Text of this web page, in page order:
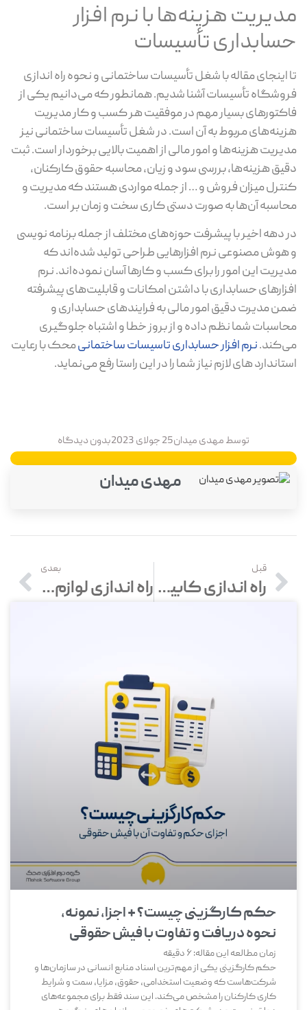
مدیریت هزینه‌ها با نرم افزار
حسابداری تأسیسات
تا اینجای مقاله با شغل تأسیسات ساختمانی و نحوه راه اندازی
فروشگاه تأسیسات آشنا شدیم. همانطور که می‌دانیم یکی از
فاکتورهای بسیار مهم در موفقیت هر کسب و کار مدیریت
هزینه‌های مربوط به آن است. در شغل تأسیسات ساختمانی نیز
مدیریت هزینه‌ها و امور مالی از اهمیت بالایی برخوردار است. ثبت
دقیق هزینه‌ها، بررسی سود و زیان، محاسبه حقوق کارکنان،
کنترل میزان فروش و … از جمله مواردی هستند که مدیریت و
محاسبه آن‌ها به صورت دستی کاری سخت و زمان بر است.
در دهه اخیر با پیشرفت حوزه‌های مختلف از جمله برنامه نویسی
و هوش مصنوعی نرم افزارهایی طراحی تولید شده‌اند که
مدیریت این امور را برای کسب و کارها آسان نموده‌اند. نرم
افزارهای حسابداری با داشتن امکانات و قابلیت‌های پیشرفته
ضمن مدیرت دقیق امور مالی به فرایندهای حسابداری و
محاسبات شما نظم داده و از بروز خطا و اشتباه جلوگیری
می‌کند.نرم افزار حسابداری تاسیسات ساختمانیمحک با رعایت
استاندارد های لازم نیاز شما را در این راستا رفع می‌نماید.
توسطمهدی میدان25 جولای 2023 بدون دیدگاه
مهدی میدان
قبل
راه اندازی کابینت سازی از صفر تا 100
بعدی
راه اندازی لوازم صوتی تصویری در 8 مرحله
حکم کارگزینی چیست؟ + اجزا، نمونه،
نحوه دریافت و تفاوت با فیش حقوقی
زمان مطالعه این مقاله:6 دقیقه
حکم کارگزینی یکی از مهم‌ترین اسناد منابع انسانی در سازمان‌ها و
شرکت‌هاست که وضعیت استخدامی، حقوق، مزایا، سمت و شرایط
کاری کارکنان را مشخص می‌کند. این سند فقط برای مجموعه‌های